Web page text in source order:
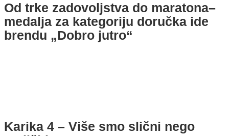
Od trke zadovoljstva do maratona–
medalja za kategoriju doručka ide
brendu „Dobro jutro“
Karika 4 – Više smo slični nego